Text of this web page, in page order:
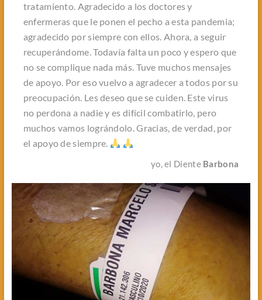
tratamiento. Agradecido a los doctores y
enfermeras que le ponen el pecho a esta pandemia;
agradecido por siempre con ellos. Ahora, a seguir
recuperándome. Todavía falta un poco y espero que
no se complique nada más. Tuve muchos mensajes
de apoyo. Por eso vuelvo a agradecer a todos por su
preocupación. Les deseo que se cuiden. Este virus
no perdona a nadie y es difícil combatirlo, pero
muchos vamos lográndolo. Gracias, de verdad, por
el apoyo de siempre.
yo, el Diente Barbona